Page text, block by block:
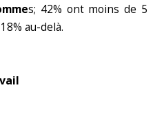
s; 42% ont moins de 5
au-delà.